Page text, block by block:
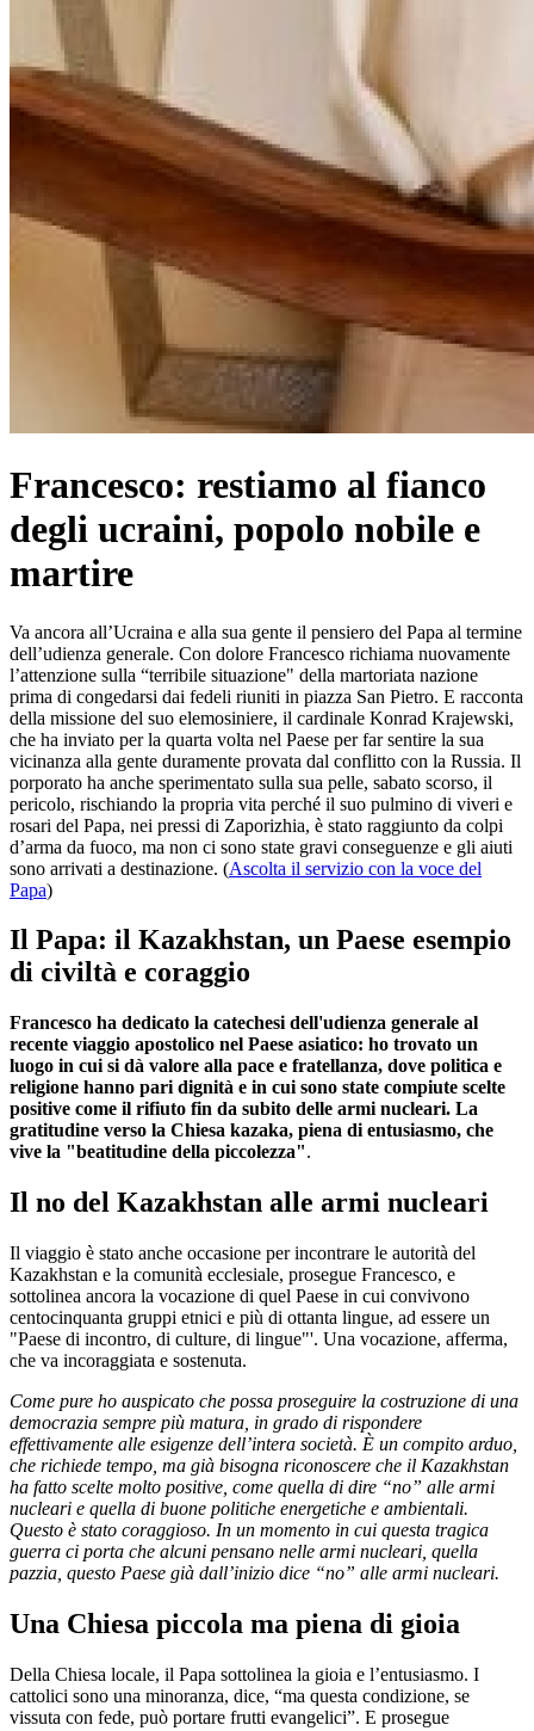
Francesco: restiamo al fianco
degli ucraini, popolo nobile e
martire
Va ancora all’Ucraina e alla sua gente il pensiero del Papa al termine
dell’udienza generale. Con dolore Francesco richiama nuovamente
l’attenzione sulla “terribile situazione" della martoriata nazione
prima di congedarsi dai fedeli riuniti in piazza San Pietro. E racconta
della missione del suo elemosiniere, il cardinale Konrad Krajewski,
che ha inviato per la quarta volta nel Paese per far sentire la sua
vicinanza alla gente duramente provata dal conflitto con la Russia. Il
porporato ha anche sperimentato sulla sua pelle, sabato scorso, il
pericolo, rischiando la propria vita perché il suo pulmino di viveri e
rosari del Papa, nei pressi di Zaporizhia, è stato raggiunto da colpi
d’arma da fuoco, ma non ci sono state gravi conseguenze e gli aiuti
sono arrivati a destinazione. (Ascolta il servizio con la voce del
Papa)
Il Papa: il Kazakhstan, un Paese esempio
di civiltà e coraggio
Francesco ha dedicato la catechesi dell'udienza generale al
recente viaggio apostolico nel Paese asiatico: ho trovato un
luogo in cui si dà valore alla pace e fratellanza, dove politica e
religione hanno pari dignità e in cui sono state compiute scelte
positive come il rifiuto fin da subito delle armi nucleari. La
gratitudine verso la Chiesa kazaka, piena di entusiasmo, che
vive la "beatitudine della piccolezza".
Il no del Kazakhstan alle armi nucleari
Il viaggio è stato anche occasione per incontrare le autorità del
Kazakhstan e la comunità ecclesiale, prosegue Francesco, e
sottolinea ancora la vocazione di quel Paese in cui convivono
centocinquanta gruppi etnici e più di ottanta lingue, ad essere un
"Paese di incontro, di culture, di lingue"'. Una vocazione, afferma,
che va incoraggiata e sostenuta.
Come pure ho auspicato che possa proseguire la costruzione di una
democrazia sempre più matura, in grado di rispondere
effettivamente alle esigenze dell’intera società. È un compito arduo,
che richiede tempo, ma già bisogna riconoscere che il Kazakhstan
ha fatto scelte molto positive, come quella di dire “no” alle armi
nucleari e quella di buone politiche energetiche e ambientali.
Questo è stato coraggioso. In un momento in cui questa tragica
guerra ci porta che alcuni pensano nelle armi nucleari, quella
pazzia, questo Paese già dall’inizio dice “no” alle armi nucleari.
Una Chiesa piccola ma piena di gioia
Della Chiesa locale, il Papa sottolinea la gioia e l’entusiasmo. I
cattolici sono una minoranza, dice, “ma questa condizione, se
vissuta con fede, può portare frutti evangelici”. E prosegue